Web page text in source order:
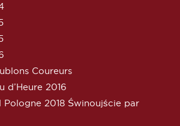
Coureurs
d’Heure 2016
Pologne 2018 Świnoujście par